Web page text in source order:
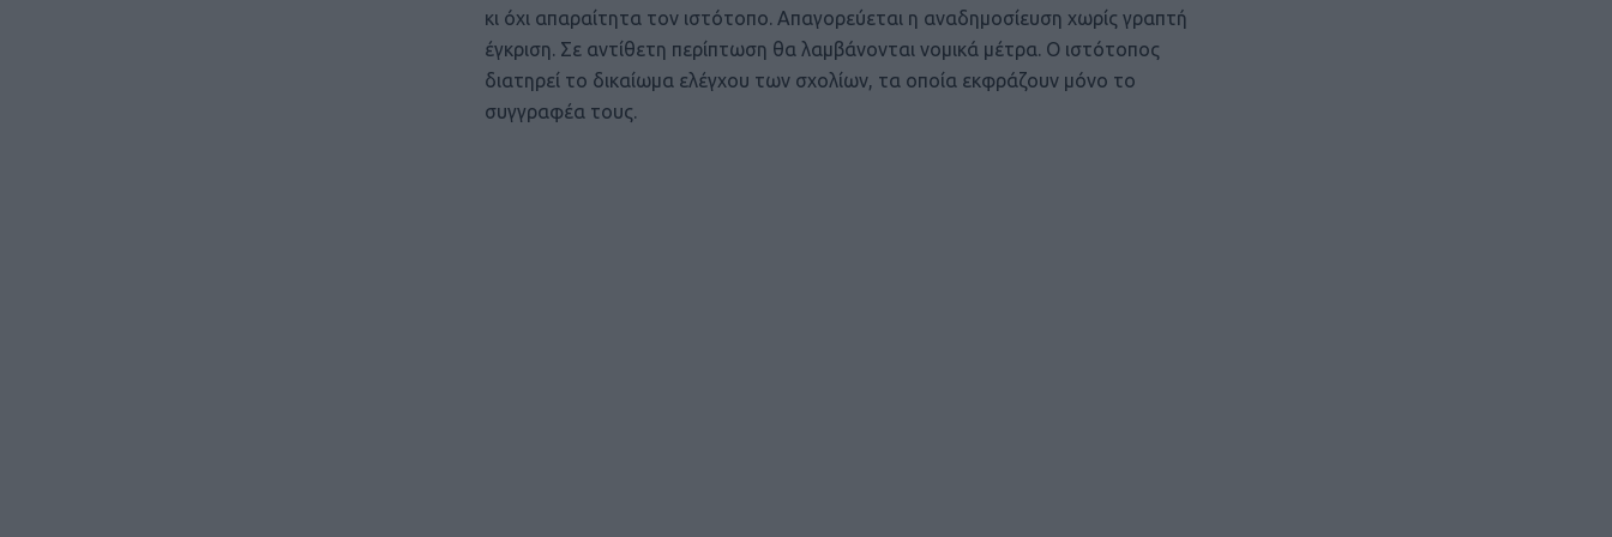
κι όχι απαραίτητα τον ιστότοπο. Απαγορεύεται η αναδημοσίευση χωρίς γραπτή
έγκριση. Σε αντίθετη περίπτωση θα λαμβάνονται νομικά μέτρα. Ο ιστότοπος
διατηρεί το δικαίωμα ελέγχου των σχολίων, τα οποία εκφράζουν μόνο το
συγγραφέα τους.